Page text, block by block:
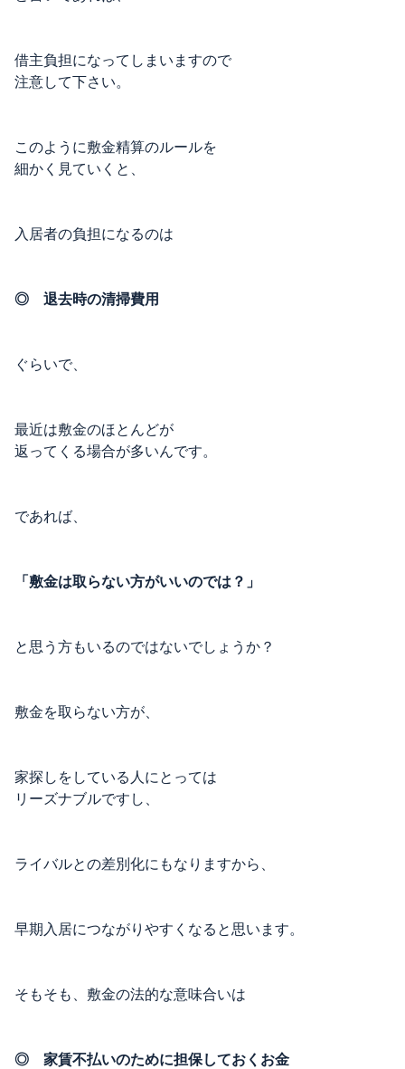
借主負担になってしまいますので
注意して下さい。
このように敷金精算のルールを
細かく見ていくと、
入居者の負担になるのは
◎ 退去時の清掃費用
ぐらいで、
最近は敷金のほとんどが
返ってくる場合が多いんです。
であれば、
「敷金は取らない方がいいのでは？」
と思う方もいるのではないでしょうか？
敷金を取らない方が、
家探しをしている人にとっては
リーズナブルですし、
ライバルとの差別化にもなりますから、
早期入居につながりやすくなると思います。
そもそも、敷金の法的な意味合いは
◎ 家賃不払いのために担保しておくお金